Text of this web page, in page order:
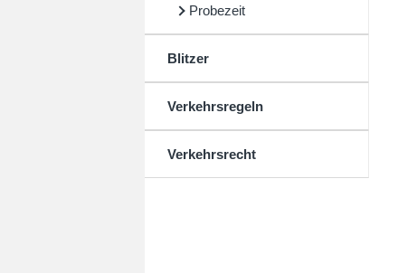
Probezeit
Blitzer
Verkehrsregeln
Verkehrsrecht